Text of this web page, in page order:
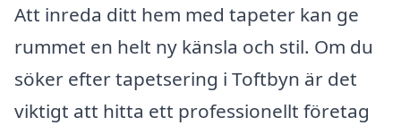
Att inreda ditt hem med tapeter kan ge
rummet en helt ny känsla och stil. Om du
söker efter tapetsering i Toftbyn är det
viktigt att hitta ett professionellt företag